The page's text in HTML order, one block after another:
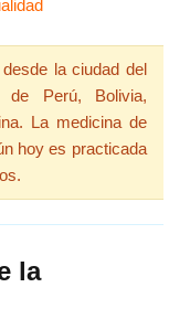
la ciudad del
Perú, Bolivia,
La medicina de
hoy es practicada
la